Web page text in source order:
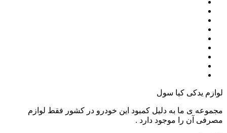
لوازم یدکی کیا سول
مجموعه ی ما به دلیل کمبود این خودرو در کشور فقط لوازم
مصرفی آن را موجود دارد .